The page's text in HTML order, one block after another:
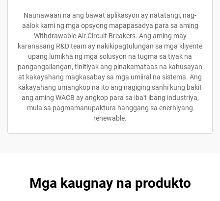
Naunawaan na ang bawat aplikasyon ay natatangi, nag-
aalok kami ng mga opsyong mapapasadya para sa aming
Withdrawable Air Circuit Breakers. Ang aming may
karanasang R&D team ay nakikipagtulungan sa mga kliyente
upang lumikha ng mga solusyon na tugma sa tiyak na
pangangailangan, tinitiyak ang pinakamataas na kahusayan
at kakayahang magkasabay sa mga umiiral na sistema. Ang
kakayahang umangkop na ito ang nagiging sanhi kung bakit
ang aming WACB ay angkop para sa iba't ibang industriya,
mula sa pagmamanupaktura hanggang sa enerhiyang
renewable.
Mga kaugnay na produkto